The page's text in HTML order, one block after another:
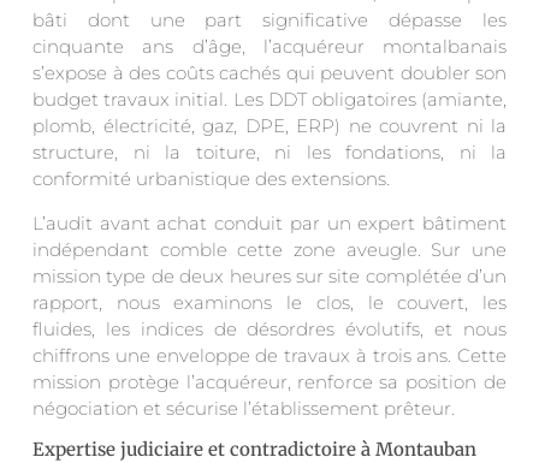
bâti dont une part significative dépasse les
cinquante ans d’âge, l’acquéreur montalbanais
s’expose à des coûts cachés qui peuvent doubler son
budget travaux initial. Les DDT obligatoires (amiante,
plomb, électricité, gaz, DPE, ERP) ne couvrent ni la
structure, ni la toiture, ni les fondations, ni la
conformité urbanistique des extensions.
L’audit avant achat conduit par un expert bâtiment
indépendant comble cette zone aveugle. Sur une
mission type de deux heures sur site complétée d’un
rapport, nous examinons le clos, le couvert, les
fluides, les indices de désordres évolutifs, et nous
chiffrons une enveloppe de travaux à trois ans. Cette
mission protège l’acquéreur, renforce sa position de
négociation et sécurise l’établissement prêteur.
Expertise judiciaire et contradictoire à Montauban